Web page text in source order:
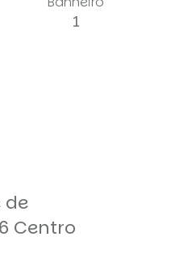
1
de
Centro